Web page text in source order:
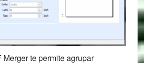
te permite agrupar